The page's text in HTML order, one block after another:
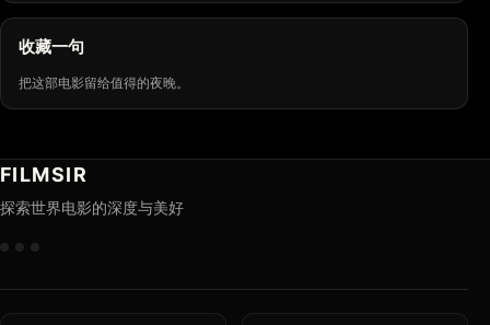
收藏一句
把这部电影留给值得的夜晚。
FILMSIR
探索世界电影的深度与美好